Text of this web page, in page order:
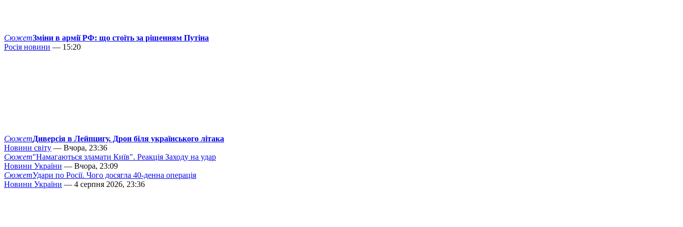
СюжетЗміни в армії РФ: що стоїть за рішенням Путіна
Росія новини — 15:20
СюжетДиверсія в Лейпцигу. Дрон біля українського літака
Новини світу — Вчора, 23:36
Сюжет"Намагаються зламати Київ". Реакція Заходу на удар
Новини України — Вчора, 23:09
СюжетУдари по Росії. Чого досягла 40-денна операція
Новини України — 4 серпня 2026, 23:36